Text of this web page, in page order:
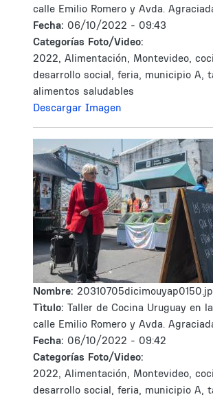
calle Emilio Romero y Avda.
Fecha: 06/10/2022 - 09:43
Categorías Foto/Video:
2022, Alimentación, Montevideo,
desarrollo social, feria, municipio A,
alimentos saludables
Descargar Imagen
Nombre:
Tìtulo: Taller de Cocina Uruguay en
calle Emilio Romero y Avda.
Fecha: 06/10/2022 - 09:42
Categorías Foto/Video:
2022, Alimentación, Montevideo,
desarrollo social, feria, municipio A,